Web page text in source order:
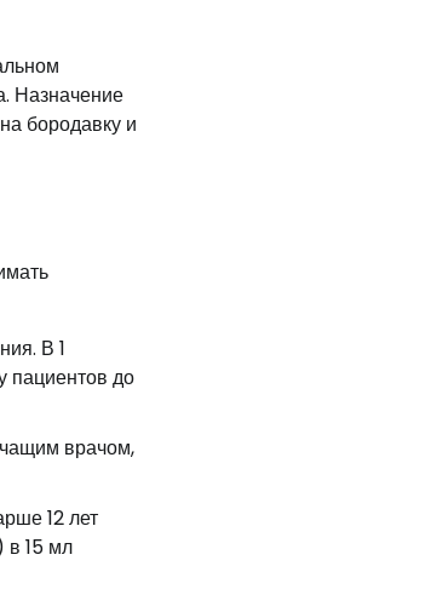
Назначение
бородавку и
В 1
пациентов до
врачом,
12 лет
в 15 мл